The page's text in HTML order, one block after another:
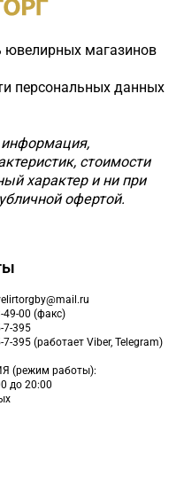
пр-т Мира,
магазинов
персональных данных
информация,
стоимости
характер и ни при
офертой.
49-00 (факс)
7-395
395 (работает Viber, Telegram)
(режим работы):
до 20:00